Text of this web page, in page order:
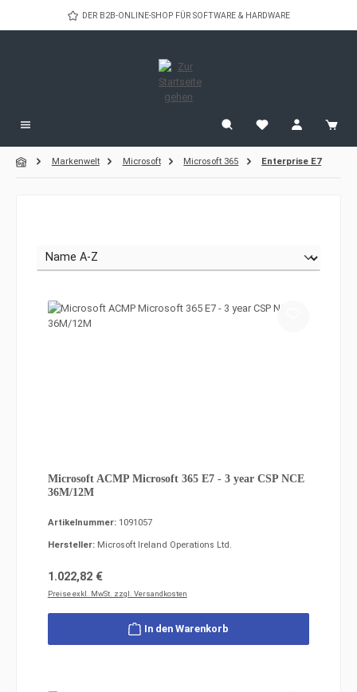
Zum Hauptinhalt springenDER B2B-ONLINE-SHOP FÜR SOFTWARE & HARDWARE
Markenwelt Microsoft Microsoft 365 Enterprise E7
Microsoft ACMP Microsoft 365 E7 - 3 year CSP NCE
36M/12M
Artikelnummer: 1091057
Hersteller: Microsoft Ireland Operations Ltd.
Regulärer Preis:
1.022,82 €
Preise exkl. MwSt. zzgl. Versandkosten
In den Warenkorb